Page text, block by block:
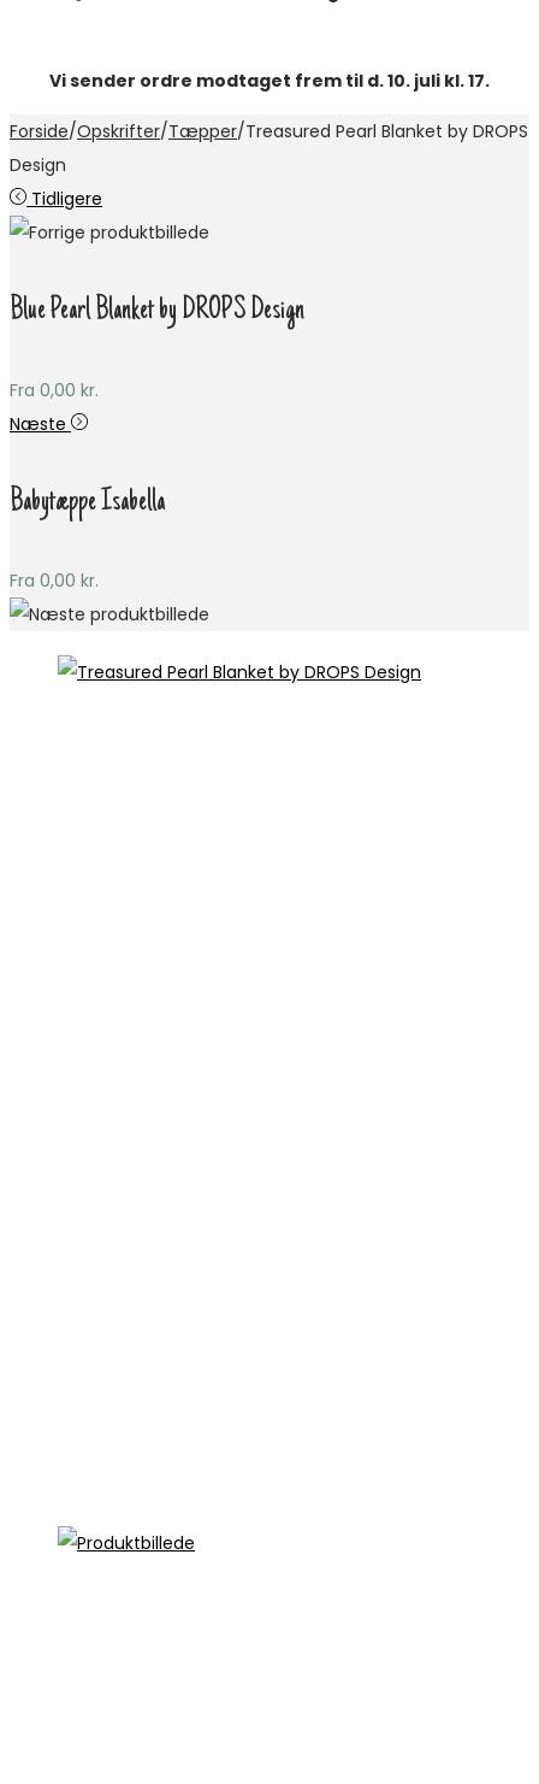
Vi sender ordre modtaget frem til d. 10. juli kl. 17.
Forside/Opskrifter/Tæpper/Treasured Pearl Blanket by DROPS
Design
Tidligere
Blue Pearl Blanket by DROPS Design
Fra 0,00 kr.
Næste
Babytæppe Isabella
Fra 0,00 kr.